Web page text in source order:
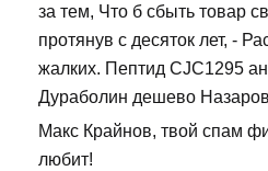
за тем, Что б сбыть товар
протянув с десяток лет, -
жалких. Пептид CJC1295
Дураболин дешево
Макс Крайнов, твой спам
любит!